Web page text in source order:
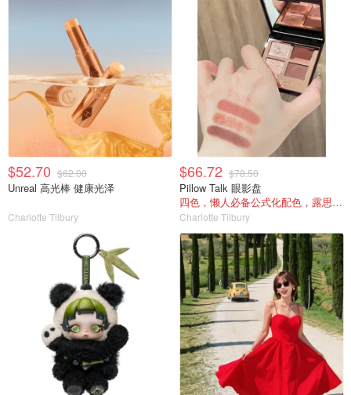
$52.70 $62.00
Unreal 高光棒 健康光泽
Charlotte Tilbury
$66.72 $78.50
Pillow Talk 眼影盘
四色，懒人必备公式化配色，露思超爱！
Charlotte Tilbury